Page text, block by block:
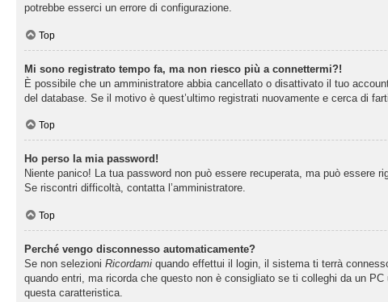
potrebbe esserci un errore di configurazione.
Top
Mi sono registrato tempo fa, ma non riesco più a connettermi?!
È possibile che un amministratore abbia cancellato o disattivato il tuo
del database. Se il motivo è quest’ultimo registrati nuovamente e cerca di
Top
Ho perso la mia password!
Niente panico! La tua password non può essere recuperata, ma può essere
Se riscontri difficoltà, contatta l’amministratore.
Top
Perché vengo disconnesso automaticamente?
Se non selezioni Ricordami quando effettui il login, il sistema ti terrà
quando entri, ma ricorda che questo non è consigliato se ti colleghi da un
questa caratteristica.